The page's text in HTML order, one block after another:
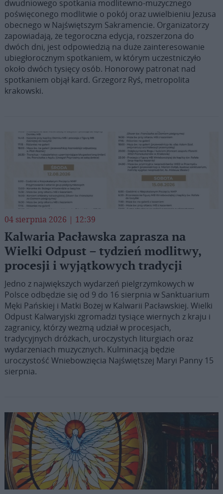
dwudniowego spotkania modlitewno-muzycznego
poświęconego modlitwie o pokój oraz uwielbieniu Jezusa
obecnego w Najświętszym Sakramencie. Organizatorzy
zapowiadają, że tegoroczna edycja, rozszerzona do
dwóch dni, jest odpowiedzią na duże zainteresowanie
ubiegłorocznym spotkaniem, w którym uczestniczyło
około dwóch tysięcy osób. Honorowy patronat nad
spotkaniem objął kard. Grzegorz Ryś, metropolita
krakowski.
04 sierpnia 2026 | 12:39
Kalwaria Pacławska zaprasza na
Wielki Odpust – tydzień modlitwy,
procesji i wyjątkowych tradycji
Jedno z największych wydarzeń pielgrzymkowych w
Polsce odbędzie się od 9 do 16 sierpnia w Sanktuarium
Męki Pańskiej i Matki Bożej w Kalwarii Pacławskiej. Wielki
Odpust Kalwaryjski zgromadzi tysiące wiernych z kraju i
zagranicy, którzy wezmą udział w procesjach,
tradycyjnych dróżkach, uroczystych liturgiach oraz
wydarzeniach muzycznych. Kulminacją będzie
uroczystość Wniebowzięcia Najświętszej Maryi Panny 15
sierpnia.